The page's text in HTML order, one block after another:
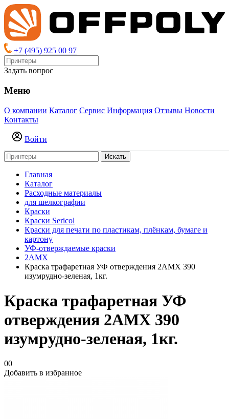
+7 (495) 925 00 97
Задать вопрос
Меню
О компании Каталог Сервис Информация Отзывы Новости
Контакты
Войти
Искать
Главная
Каталог
Расходные материалы
для шелкографии
Краски
Краски Sericol
Краски для печати по пластикам, плёнкам, бумаге и
картону
УФ-отверждаемые краски
2AMX
Краска трафаретная УФ отверждения 2АМХ 390
изумрудно-зеленая, 1кг.
Краска трафаретная УФ
отверждения 2АМХ 390
изумрудно-зеленая, 1кг.
00
Добавить в избранное